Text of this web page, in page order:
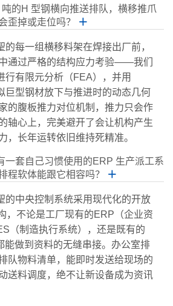
的H 型钢横向推送排队，横移推爪
歪掉或走位吗？
＋
的每一组横移料架在焊接出厂前，
通过严格的结构应力考验——我们
行有限元分析（FEA），并用
巨型钢材放下与推进时的动态几何
的腹板推力对位机制，推力只会作
轴心上，完美避开了会让机构产生
，长年运转依旧维持死精准。
一套自己习惯使用的ERP 生产派工系
程软体能跟它相容吗？
＋
的中央控制系统采用现代化的开放
，不论是工厂现有的ERP（企业资
（制造执行系统），还是既有的
能做到资料的无缝串接。办公室排
队物料清单，能即时发送给现场的
送料调度，绝不让新设备成为资讯